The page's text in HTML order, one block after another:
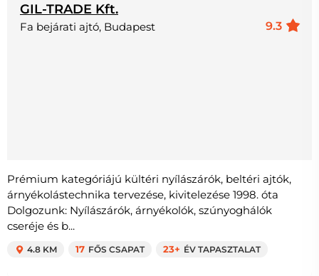
GIL-TRADE Kft.
9.3
Fa bejárati ajtó, Budapest
Prémium kategóriájú kültéri nyílászárók, beltéri ajtók,
árnyékolástechnika tervezése, kivitelezése 1998. óta
Dolgozunk: Nyílászárók, árnyékolók, szúnyoghálók
cseréje és b...
4.8 KM 17 FŐS CSAPAT 23+ ÉV TAPASZTALAT